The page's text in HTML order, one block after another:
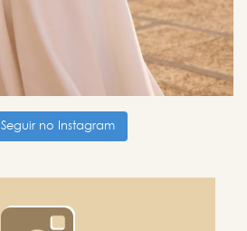
Seguir no Instagram